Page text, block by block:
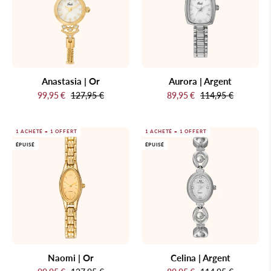
Anastasia | Or
99,95 € 127,95 €
Aurora | Argent
89,95 € 114,95 €
Naomi
|
Or
1 ACHETÉ = 1 OFFERT
ÉPUISÉ
Naomi | Or
Celina
|
Argent
1 ACHETÉ = 1 OFFERT
ÉPUISÉ
Celina | Argent